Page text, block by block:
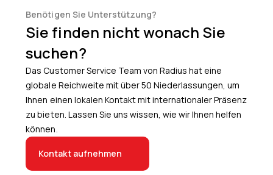
Benötigen Sie Unterstützung?
Sie finden nicht wonach Sie
suchen?
Das Customer Service Team von Radius hat eine
globale Reichweite mit über 50 Niederlassungen, um
Ihnen einen lokalen Kontakt mit internationaler Präsenz
zu bieten. Lassen Sie uns wissen, wie wir Ihnen helfen
können.
Kontakt aufnehmen